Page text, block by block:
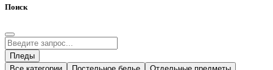
Поиск
Пледы